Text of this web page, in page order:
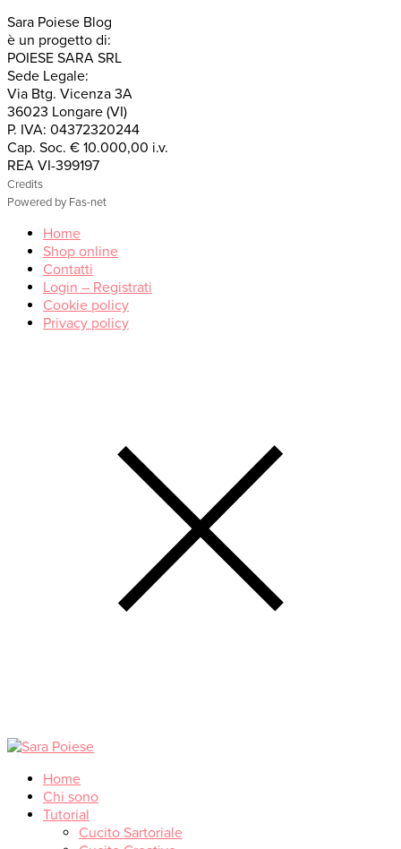
Sara Poiese Blog
è un progetto di:
POIESE SARA SRL
Sede Legale:
Via Btg. Vicenza 3A
36023 Longare (VI)
P. IVA: 04372320244
Cap. Soc. € 10.000,00 i.v.
REA VI-399197
Credits
Powered by Fas-net
Home
Shop online
Contatti
Login – Registrati
Cookie policy
Privacy policy
Home
Chi sono
Tutorial
Cucito Sartoriale